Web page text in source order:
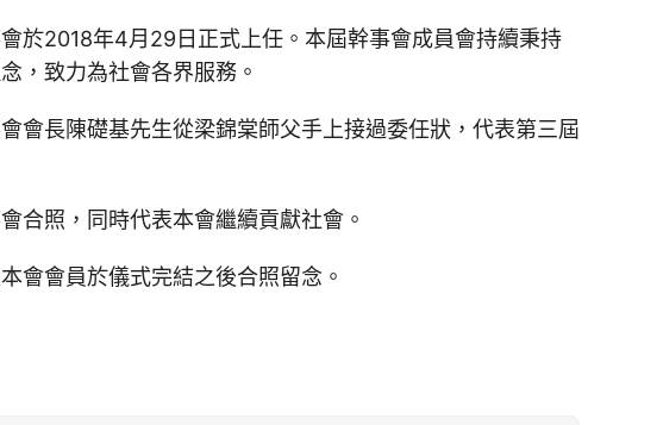
於2018年4月29日正式上任。本屆幹事會成員會持續秉持
，致力為社會各界服務。
會長陳礎基先生從梁錦棠師父手上接過委任狀，代表第三屆
合照，同時代表本會繼續貢獻社會。
會會員於儀式完結之後合照留念。